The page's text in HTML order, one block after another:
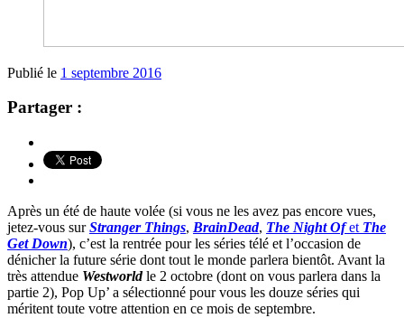
Publié le 1 septembre 2016
Partager :
Après un été de haute volée (si vous ne les avez pas encore vues,
jetez-vous surStranger Things, BrainDead, The Night Ofet The
Get Down), c’est la rentrée pour les séries télé et l’occasion de
dénicher la future série dont tout le monde parlera bientôt. Avant la
très attendue Westworldle 2 octobre (dont on vous parlera dans la
partie 2), Pop Up’ a sélectionné pour vous les douze séries qui
méritent toute votre attention en ce mois de septembre.